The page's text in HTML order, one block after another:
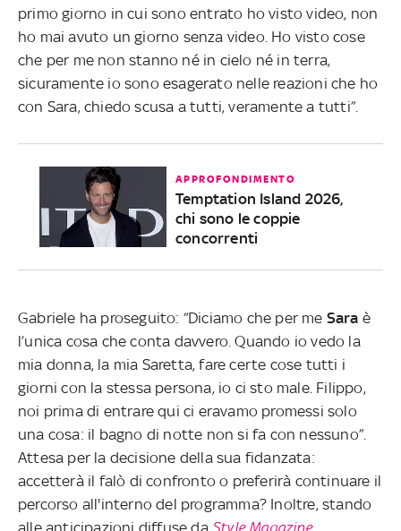
primo giorno in cui sono entrato ho visto video, non
ho mai avuto un giorno senza video. Ho visto cose
che per me non stanno né in cielo né in terra,
sicuramente io sono esagerato nelle reazioni che ho
con Sara, chiedo scusa a tutti, veramente a tutti”.
APPROFONDIMENTO
Temptation Island 2026,
chi sono le coppie
concorrenti
Gabriele ha proseguito: “Diciamo che per me Sara è
l’unica cosa che conta davvero. Quando io vedo la
mia donna, la mia Saretta, fare certe cose tutti i
giorni con la stessa persona, io ci sto male. Filippo,
noi prima di entrare qui ci eravamo promessi solo
una cosa: il bagno di notte non si fa con nessuno”.
Attesa per la decisione della sua fidanzata:
accetterà il falò di confronto o preferirà continuare il
percorso all'interno del programma? Inoltre, stando
alle anticipazioni diffuse da Style Magazine,